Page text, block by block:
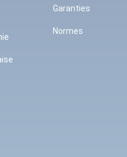
Garanties
Normes